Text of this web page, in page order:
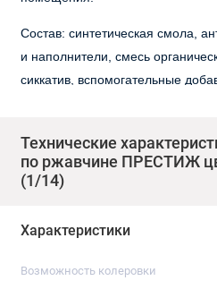
Состав: синтетическая смола,
и наполнители, смесь
сиккатив, вспомогательные
присутствует; Время полного
170 г/м²; Количество слоев: 1 -
Технические
по ржавчине ПРЕСТИЖ
(1/14)
Характеристики
Возможность колеровки